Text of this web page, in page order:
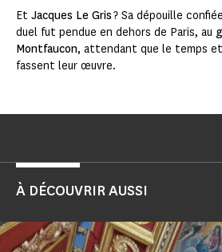
Et Jacques Le Gris? Sa dépouille
duel fut pendue en dehors de Paris, au
Montfaucon, attendant que le temps
fassent leur œuvre.
À DÉCOUVRIR AUSSI